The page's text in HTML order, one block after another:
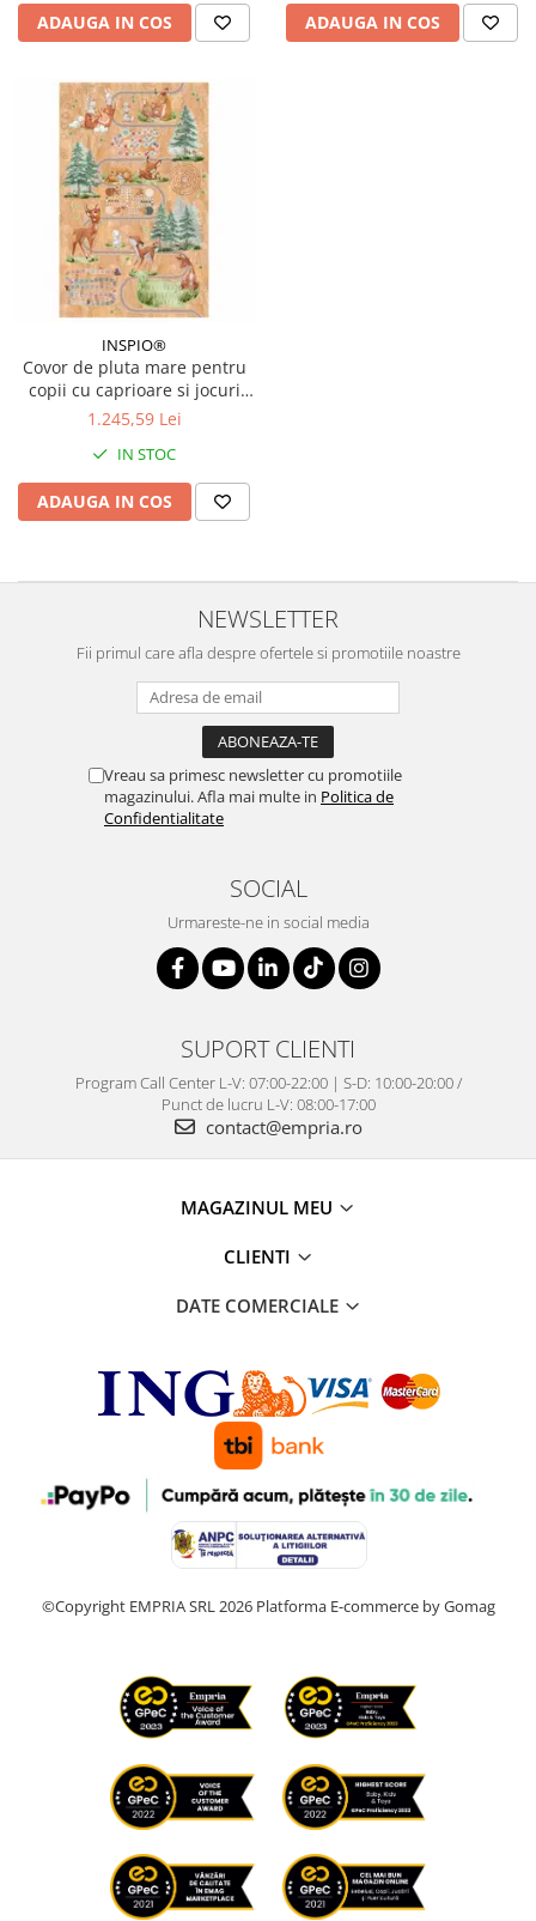
ADAUGA IN COS ADAUGA IN COS
INSPIO®
Covor de pluta mare pentru
copii cu caprioare si jocuri
pentru copii, 140 x 220 cm
1.245,59 Lei
IN STOC
ADAUGA IN COS
NEWSLETTER
Fii primul care afla despre ofertele si promotiile noastre
Vreau sa primesc newsletter cu promotiile
magazinului. Afla mai multe in Politica de
Confidentialitate
SOCIAL
Urmareste-ne in social media
SUPORT CLIENTI
Program Call Center L-V: 07:00-22:00 | S-D: 10:00-20:00 /
Punct de lucru L-V: 08:00-17:00
contact@empria.ro
MAGAZINUL MEU
CLIENTI
DATE COMERCIALE
©Copyright EMPRIA SRL 2026 Platforma E-commerce by Gomag